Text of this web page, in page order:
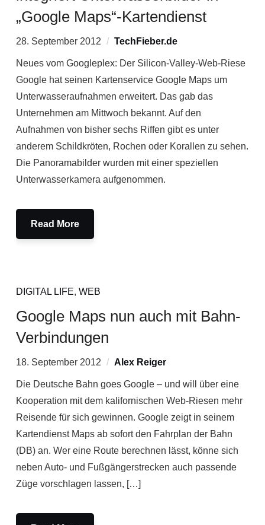
„Google Maps“-Kartendienst
28. September 2012 TechFieber.de
Neues vom Googleplex: Der Silicon-Valley-Web-Riese
Google hat seinen Kartenservice Google Maps um
Unterwasseraufnahmen erweitert. Das gab das
Unternehmen am Mittwoch bekannt. Auf den
Aufnahmen von bisher sechs Riffen gibt es unter
anderem Schildkröten, Rochen oder Korallen zu sehen.
Die Panoramabilder wurden mit einer speziellen
Unterwasserkamera aufgenommen.
Read More
DIGITAL LIFE, WEB
Google Maps nun auch mit Bahn-
Verbindungen
18. September 2012 Alex Reiger
Die Deutsche Bahn goes Google – und will über eine
Kooperation mit dem kalifornischen Web-Riesen mehr
Reisende für sich gewinnen. Google zeigt in seinem
Kartendienst Maps ab sofort den Fahrplan der Bahn
(DB) an. Wer eine Route berechnen lässt, könne sich
neben Auto- und Fußgängerstrecken auch passende
Züge vorschlagen lassen, […]